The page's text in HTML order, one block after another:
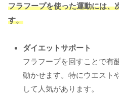
フラフープを使った運動には、
す。
ダイエットサポート
フラフープを回すことで有
動かせます。特にウエスト
して人気があります。